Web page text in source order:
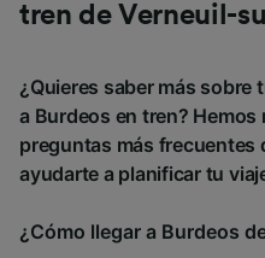
tren de Verneuil-
¿Quieres saber más sobre
a Burdeos en tren?
preguntas más frecuentes
ayudarte a planificar tu
¿Cómo llegar a Burdeos